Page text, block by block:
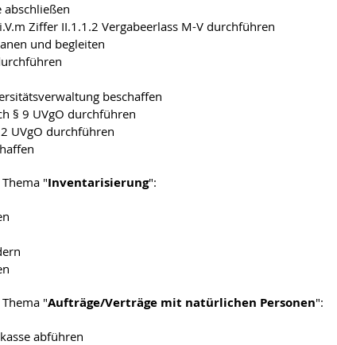
Ziffer II.1.1.2 Vergabeerlass M-V durchführen
und begleiten
beschaffen
§ 9 UVgO durchführen
UVgO durchführen
"Inventarisierung":
"Aufträge/Verträge mit natürlichen Personen":
abführen